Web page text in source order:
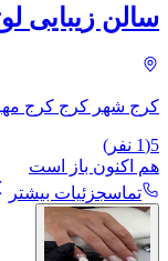
سالن زیبایی
کرج شهر کرج کرج مهرشهر
5
(
1 نفر)
هم اکنون باز است
تماسجزئیات بیشتر